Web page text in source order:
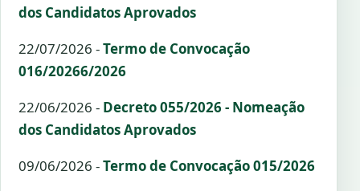
dos Candidatos Aprovados
22/07/2026 -Termo de Convocação
016/20266/2026
22/06/2026 - Decreto 055/2026 - Nomeação
dos Candidatos Aprovados
09/06/2026 -Termo de Convocação 015/2026